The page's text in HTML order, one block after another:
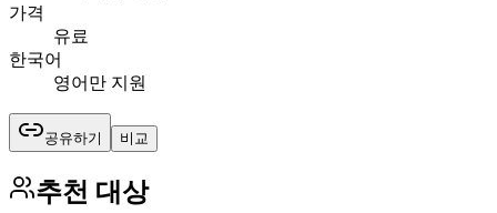
가격
유료
한국어
영어만 지원
공유하기 비교
추천 대상